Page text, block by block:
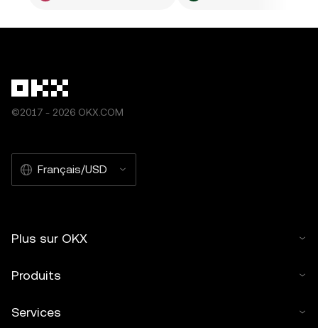
©2017 - 2026 OKX.COM
Français/USD
Plus sur OKX
Produits
Services